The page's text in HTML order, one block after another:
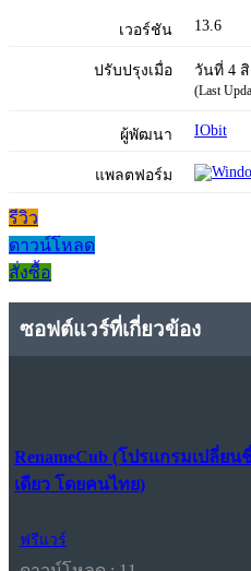
เวอร์ชัน 13.6
ปรับปรุงเมื่อ วันที่ 4 สิ
(Last
ผู้พัฒนา IObit
แพลตฟอร์ม
รีวิว
ดาวน์โหลด
สั่งซื้อ
ซอฟต์แวร์ที่เกี่ยวข้อง
RenameCub (โปรแกรมเปลี่ย
เดียว โดยคนไทย)
ฟรีแวร์